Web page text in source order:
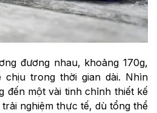
đương nhau, khoảng 170g,
chịu trong thời gian dài. Nhìn
đến một vài tinh chỉnh thiết kế
nghiệm thực tế, dù tổng thể